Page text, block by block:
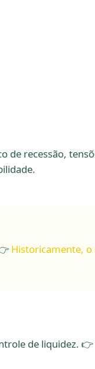
de recessão,
Historicamente,
de liquidez.